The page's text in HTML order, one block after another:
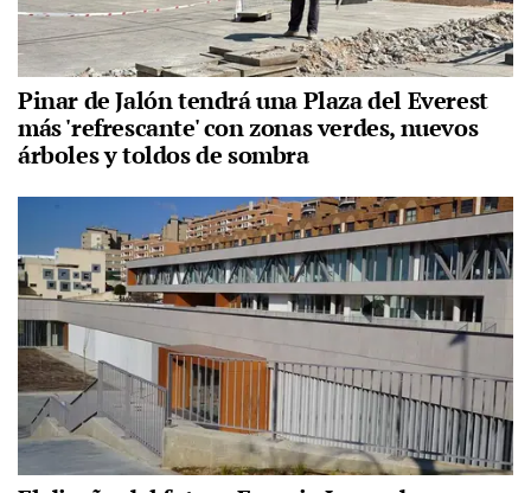
Pinar de Jalón tendrá una Plaza del Everest
más 'refrescante' con zonas verdes, nuevos
árboles y toldos de sombra